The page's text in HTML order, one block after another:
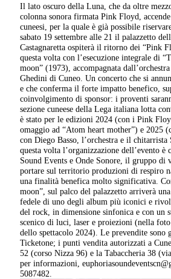
Il lato oscuro della Luna, che da oltre
colonna sonora firmata Pink Floyd,
cuneesi, per la quale è già possibile
sabato 19 settembre alle 21 il palazzetto
Castagnaretta ospiterà il ritorno dei “Pink
questa volta con l’esecuzione integrale di
moon” (1973), accompagnata
Ghedini di Cuneo. Un concerto che si
e che conferma il forte impatto benefico,
coinvolgimento di sponsor: i proventi
sezione cuneese della Lega italiana lotta
è stato per le edizioni 2024 (con i Pink
omaggio ad “Atom heart mother”) e 2025
con Diego Basso, l’orchestra e il
questa volta l’organizzazione dell’evento è
Sound Events e Onde Sonore, il gruppo di
portare sul territorio produzioni di respiro
una finalità benefica molto significativa.
moon”, sul palco del palazzetto arriverà
fedele di uno degli album più iconici e
del rock, in dimensione sinfonica e con un
scenico di luci, laser e proiezioni (nella
dello spettacolo 2024). Le prevendite sono
Ticketone; i punti vendita autorizzati a
52 (corso Nizza 96) e la Tabaccheria 38
per informazioni,
5087482.